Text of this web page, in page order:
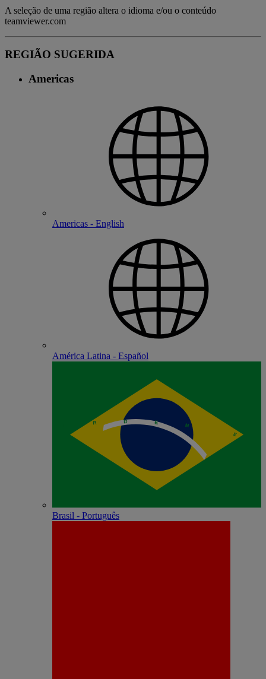
A seleção de uma região altera o idioma e/ou o conteúdo
teamviewer.com
REGIÃO SUGERIDA
Americas
Americas - English
América Latina - Español
Brasil - Português